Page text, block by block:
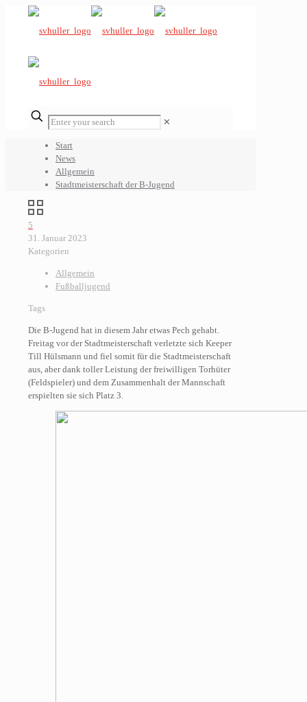
✕
Start
News
Allgemein
Stadtmeisterschaft der B-Jugend
5
31. Januar 2023
Kategorien
Allgemein
Fußballjugend
Tags
Die B-Jugend hat in diesem Jahr etwas Pech gehabt.
Freitag vor der Stadtmeisterschaft verletzte sich Keeper
Till Hülsmann und fiel somit für die Stadtmeisterschaft
aus, aber dank toller Leistung der freiwilligen Torhüter
(Feldspieler) und dem Zusammenhalt der Mannschaft
erspielten sie sich Platz 3.